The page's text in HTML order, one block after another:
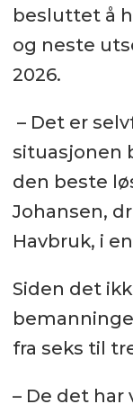
besluttet å
og neste
2026.
– Det er
situasjonen
den beste
Johansen,
Havbruk, i
Siden det
fra seks til
– De det